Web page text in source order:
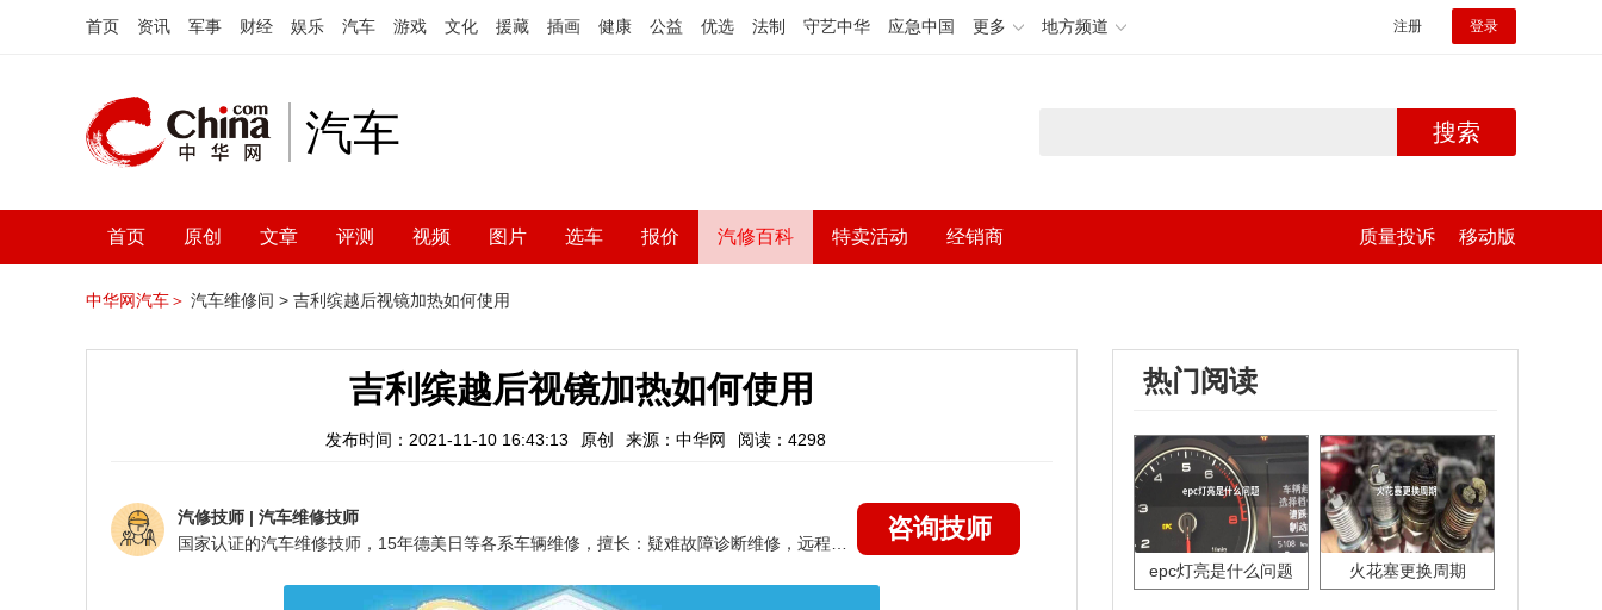
首页 资讯 军事 财经 娱乐 汽车 游戏 文化 援藏 插画 健康 公益 优选 法制 守艺中华 应急中国 更多 地方频道 注册 登录
汽车 搜索
首页 原创 文章 评测 视频 图片 选车 报价 汽修百科 特卖活动 经销商 质量投诉 移动版
中华网汽车＞ 汽车维修间 > 吉利缤越后视镜加热如何使用
吉利缤越后视镜加热如何使用
发布时间：2021-11-10 16:43:13 原创 来源：中华网 阅读：4298
汽修技师 | 汽车维修技师
咨询技师
热门阅读
epc灯亮是什么问题 火花塞更换周期